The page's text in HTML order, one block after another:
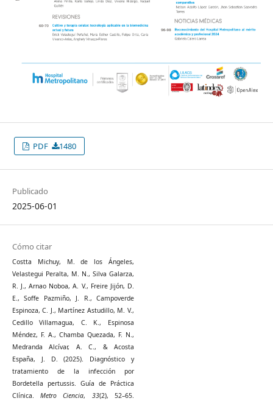
PDF 1480
Publicado
2025-06-01
Cómo citar
Costta Michuy, M. de los Ángeles,
Velastegui Peralta, M. N., Silva Galarza,
R. J., Arnao Noboa, A. V., Freire Jijón, D.
E., Soffe Pazmiño, J. R., Campoverde
Espinoza, C. J., Martínez Astudillo, M. V.,
Cedillo Villamagua, C. K., Espinosa
Méndez, F. A., Chamba Quezada, F. N.,
Medranda Alcívar, A. C., & Acosta
España, J. D. (2025). Diagnóstico y
tratamiento de la infección por
Bordetella pertussis. Guía de Práctica
Clínica.Metro Ciencia, 33(2), 52–65.